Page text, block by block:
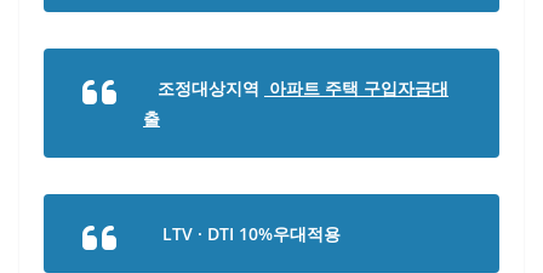
조정대상지역 아파트 주택 구입자금대
출
LTV · DTI 10%우대적용